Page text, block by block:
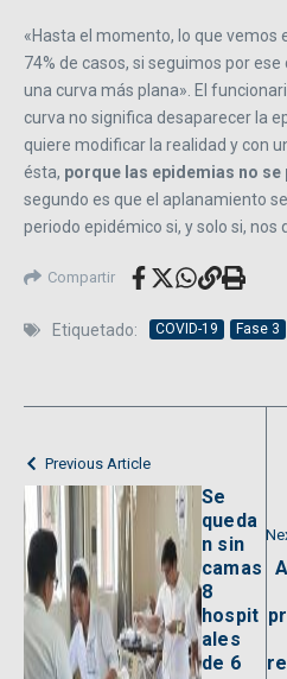
«Hasta el momento, lo que vemos
74% de casos, si seguimos por
una curva más plana». El
curva no significa desaparecer la
quiere modificar la realidad y con
ésta, porque las epidemias no se
segundo es que el aplanamiento
periodo epidémico si, y solo si, nos
Compartir
Etiquetado: COVID-19 Fase 3
Previous Article
Se
queda
n sin
camas
8
hospit
ales
de 6